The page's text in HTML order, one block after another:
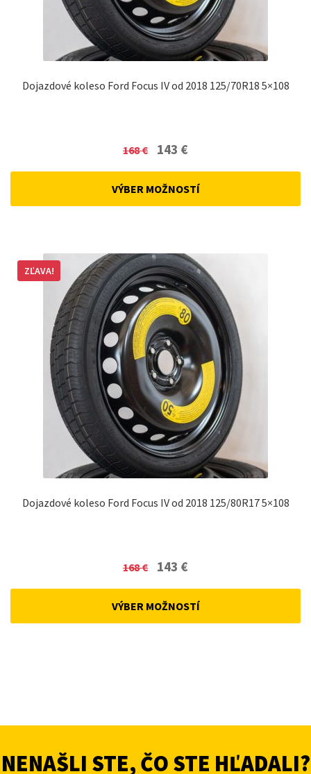
Dojazdové koleso Ford Focus IV od 2018 125/70R18 5×108
168€
Original
was:
143 €Current
VÝBER MOŽNOSTÍ
Dojazdové koleso Ford Focus IV od 2018 125/80R17 5×108
ZĽAVA!
168€
Original
was:
143 €Current
VÝBER MOŽNOSTÍ
NENAŠLI STE, ČO STE HĽADALI?